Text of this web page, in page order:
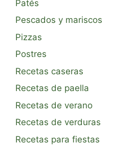
Patés
Pescados y mariscos
Pizzas
Postres
Recetas caseras
Recetas de paella
Recetas de verano
Recetas de verduras
Recetas para fiestas